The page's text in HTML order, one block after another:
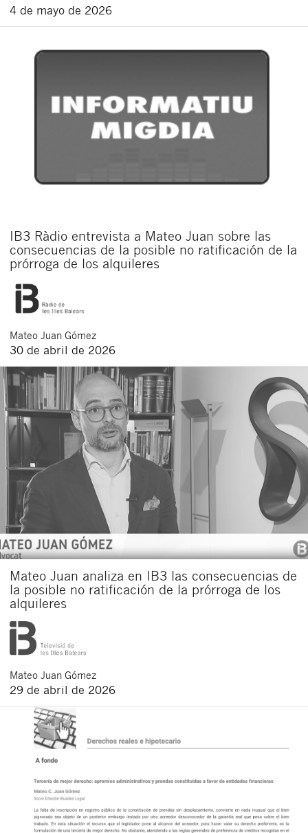
4 de mayo de 2026
IB3 Ràdio entrevista a Mateo Juan sobre las
consecuencias de la posible no ratificación de la
prórroga de los alquileres
Mateo Juan Gómez
30 de abril de 2026
Mateo Juan analiza en IB3 las consecuencias de
la posible no ratificación de la prórroga de los
alquileres
Mateo Juan Gómez
29 de abril de 2026